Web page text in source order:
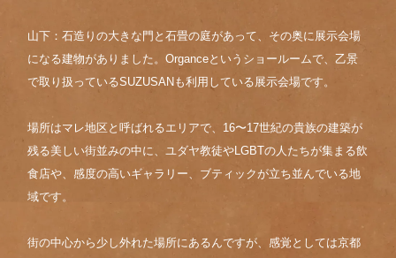
山下：石造りの大きな門と石畳の庭があって、その奥に展示会場
になる建物がありました。Organceというショールームで、乙景
で取り扱っているSUZUSANも利用している展示会場です。
場所はマレ地区と呼ばれるエリアで、16〜17世紀の貴族の建築が
残る美しい街並みの中に、ユダヤ教徒やLGBTの人たちが集まる飲
食店や、感度の高いギャラリー、ブティックが立ち並んでいる地
域です。
街の中心から少し外れた場所にあるんですが、感覚としては京都